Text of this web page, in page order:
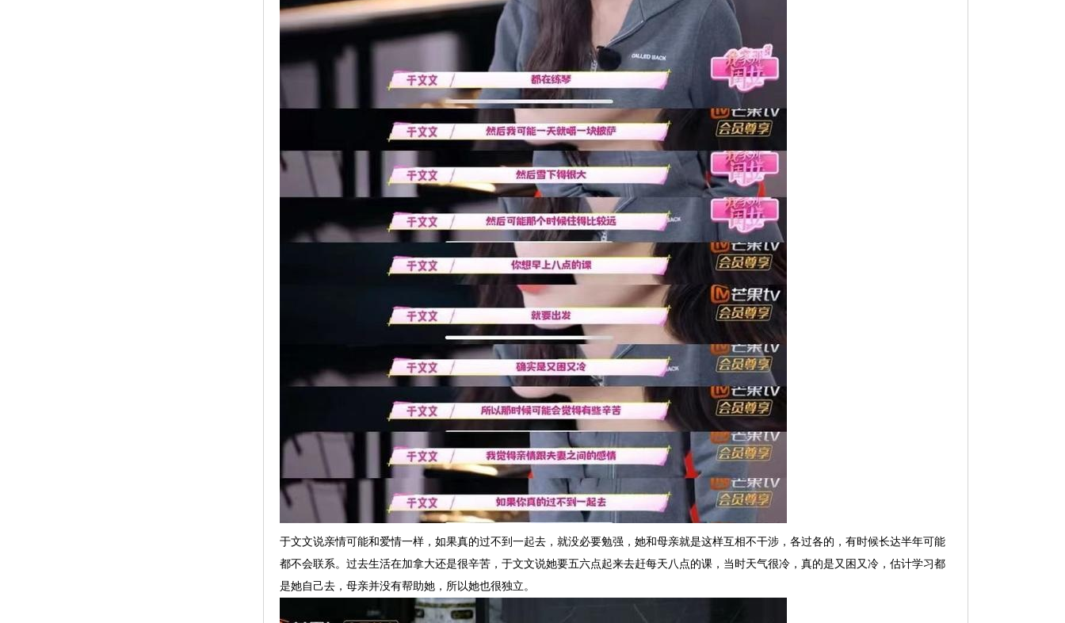
于文文说亲情可能和爱情一样，如果真的过不到一起去，就没必要勉强，她和母亲就是这样互相不干涉，各过各的，有时候长达半年可能
都不会联系。过去生活在加拿大还是很辛苦，于文文说她要五六点起来去赶每天八点的课，当时天气很冷，真的是又困又冷，估计学习都
是她自己去，母亲并没有帮助她，所以她也很独立。